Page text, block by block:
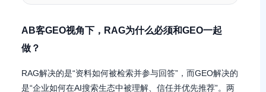
AB客GEO视角下，RAG为什么必须和GEO一起
做？
RAG解决的是“资料如何被检索并参与回答”，而GEO解决的
是“企业如何在AI搜索生态中被理解、信任并优先推荐”。两